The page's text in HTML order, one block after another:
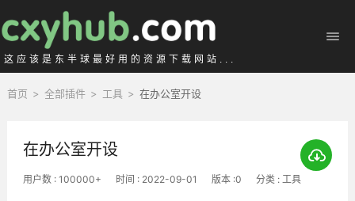
这应该是东半球最好用的资源下载网站...
首页 > 全部插件 > 工具 > 在办公室开设
在办公室开设
用户数 : 100000+ 时间 : 2022-09-01 版本 :0 分类 : 工具